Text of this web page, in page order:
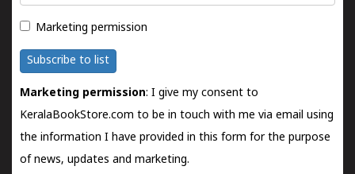
Marketing permission
Subscribe to list
Marketing permission: I give my consent to
KeralaBookStore.com to be in touch with me via email using
the information I have provided in this form for the purpose
of news, updates and marketing.